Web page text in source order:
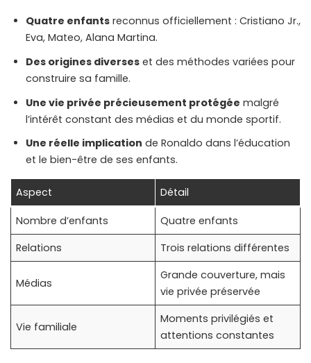
Quatre enfantsreconnus officiellement : Cristiano Jr.,
Eva, Mateo, Alana Martina.
Des origines diverseset des méthodes variées pour
construire sa famille.
Une vie privée précieusement protégée malgré
l’intérêt constant des médias et du monde sportif.
Une réelle implication de Ronaldo dans l’éducation
et le bien-être de ses enfants.
Aspect Détail
Nombre d’enfants
Quatre enfants
Relations
Trois relations différentes
Médias
Grande couverture, mais
vie privée préservée
Vie familiale
Moments privilégiés et
attentions constantes